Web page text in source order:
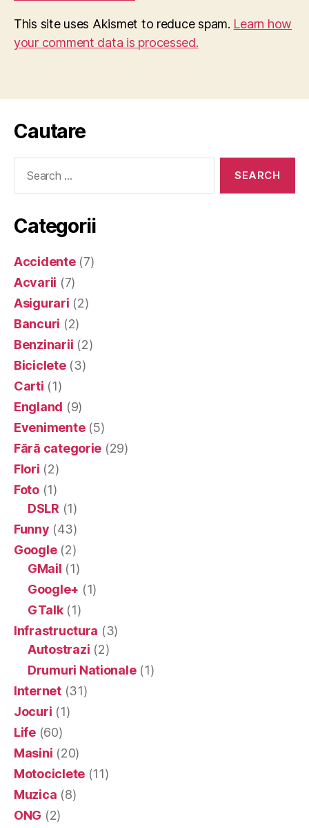
This site uses Akismet to reduce spam. Learn how
your comment data is processed.
Cautare
Categorii
Accidente(7)
Acvarii (7)
Asigurari (2)
Bancuri (2)
Benzinarii (2)
Biciclete(3)
Carti (1)
England (9)
Evenimente(5)
Fără categorie (29)
Flori (2)
Foto(1)
DSLR (1)
Funny (43)
Google(2)
GMail (1)
Google+ (1)
GTalk(1)
Infrastructura (3)
Autostrazi (2)
Drumuri Nationale(1)
Internet(31)
Jocuri (1)
Life(60)
Masini (20)
Motociclete (11)
Muzica (8)
ONG (2)